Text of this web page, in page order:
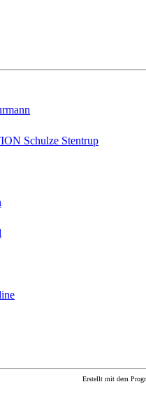
Schulze Stentrup
Erstellt mit dem